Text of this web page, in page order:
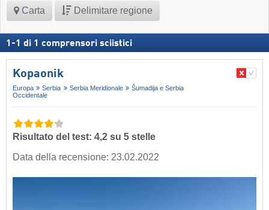
Carta Delimitare regione
1 -1 di 1 comprensori sciistici
Kopaonik
Europa Serbia Serbia Meridionale
Šumadija e Serbia
Occidentale
Risultato del test: 4,2 su 5 stelle
Data della recensione: 23.02.2022